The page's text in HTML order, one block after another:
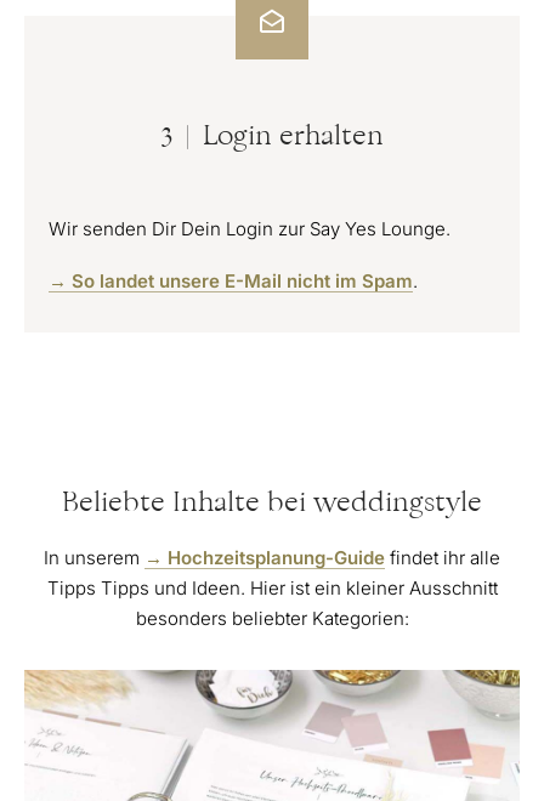
3 | Login erhalten
Wir senden Dir Dein Login zur Say Yes Lounge.
→ So landet unsere E-Mail nicht im Spam.
Beliebte Inhalte bei weddingstyle
In unserem → Hochzeitsplanung-Guide findet ihr alle
Tipps Tipps und Ideen. Hier ist ein kleiner Ausschnitt
besonders beliebter Kategorien: